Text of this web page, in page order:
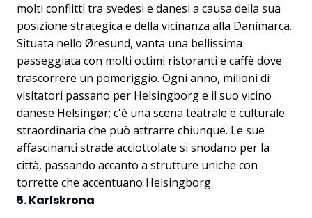
molti conflitti tra svedesi e danesi a causa della sua
posizione strategica e della vicinanza alla Danimarca.
Situata nello Øresund, vanta una bellissima
passeggiata con molti ottimi ristoranti e caffè dove
trascorrere un pomeriggio. Ogni anno, milioni di
visitatori passano per Helsingborg e il suo vicino
danese Helsingør; c'è una scena teatrale e culturale
straordinaria che può attrarre chiunque. Le sue
affascinanti strade acciottolate si snodano per la
città, passando accanto a strutture uniche con
torrette che accentuano Helsingborg.
5. Karlskrona